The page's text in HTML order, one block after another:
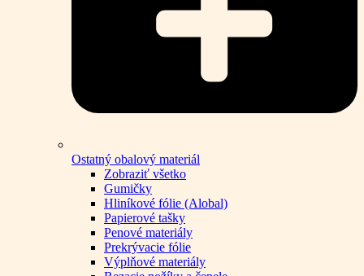
Ostatný obalový materiál
Zobraziť všetko
Gumičky
Hliníkové fólie (Alobal)
Papierové tašky
Penové materiály
Prekrývacie fólie
Výplňové materiály